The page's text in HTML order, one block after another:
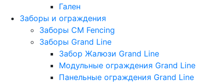
Гален
Заборы и ограждения
Заборы CM Fencing
Заборы Grand Line
Забор Жалюзи Grand Line
Модульные ограждения Grand Line
Панельные ограждения Grand Line